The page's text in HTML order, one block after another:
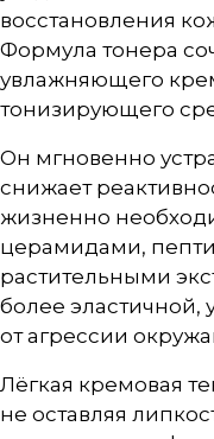
восстановления
Формула тонера
увлажняющего
тонизирующего
Он мгновенно
снижает
жизненно
церамидами,
растительными
более
от агрессии
Лёгкая кремовая
не оставляя